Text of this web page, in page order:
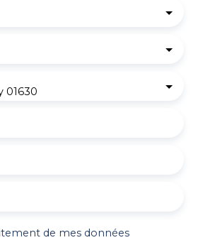
01630
de mes données